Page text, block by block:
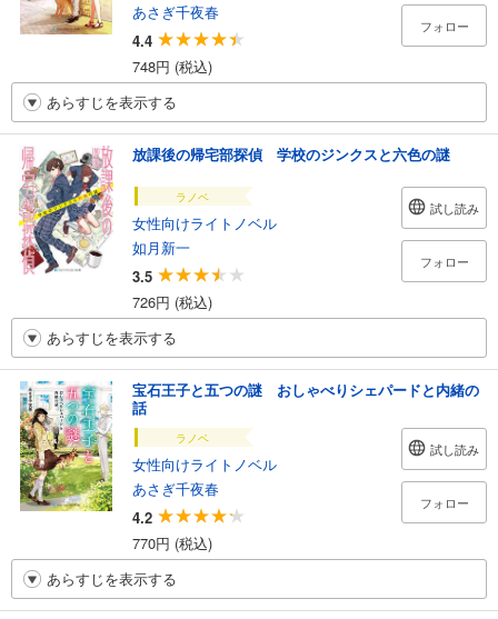
あさぎ千夜春
4.4
748円 (税込)
フォロー
あらすじを表示する
放課後の帰宅部探偵 学校のジンクスと六色の謎
ラノベ
女性向けライトノベル
如月新一
3.5
726円 (税込)
試し読み
フォロー
あらすじを表示する
宝石王子と五つの謎 おしゃべりシェパードと内緒の
話
ラノベ
女性向けライトノベル
あさぎ千夜春
4.2
770円 (税込)
試し読み
フォロー
あらすじを表示する